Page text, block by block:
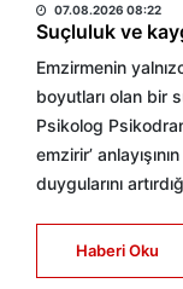
07.08.2026 08:22
Suçluluk ve
Emzirmenin
boyutları olan bir
Psikolog
emzirir’
duygularını
Haberi Oku